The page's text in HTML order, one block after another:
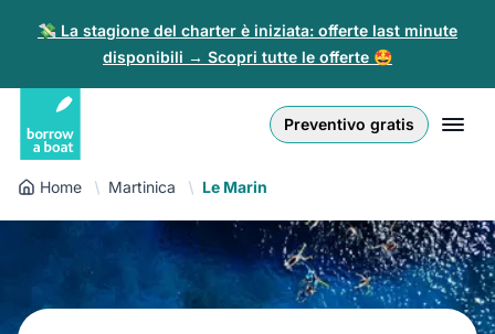
💸 La stagione del charter è iniziata: offerte last minute
disponibili → Scopri tutte le offerte 🤩
Preventivo gratis
Accedi
Registrati
Per i Partner
Złoty
English (UK)
Nederlands
Home Martinica Le Marin